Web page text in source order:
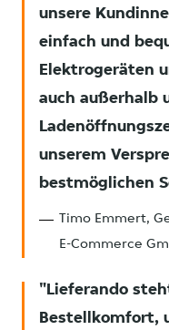
unsere
einfach und
Elektrogeräten
auch außerhalb
unserem
bestmöglichen
Timo Emmert,
E-Commerce
Lieferando
Bestellkomfort,